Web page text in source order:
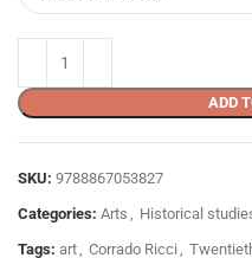
ADD
SKU: 9788867053827
Categories: Arts , Historical
Tags: art, Corrado Ricci,